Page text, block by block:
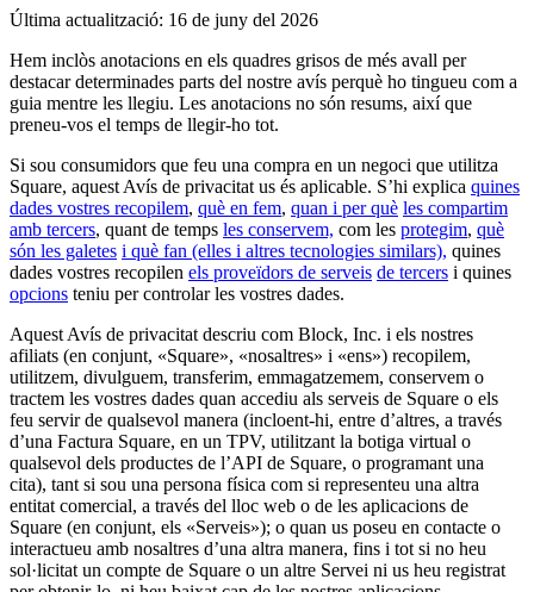
Proceso de pago
Tipus d'activitat
Hostaleria
Comerços
Estètica i cura personal
Serveis
Tots els tipus d'empreses
Productes
Pagaments
Clients
Personal
Desenvolupadors
Square Register
Última actualització: 16 de juny del 2026
Hem inclòs anotacions en els quadres grisos de més avall per
destacar determinades parts del nostre avís perquè ho tingueu com a
guia mentre les llegiu. Les anotacions no són resums, així que
preneu-vos el temps de llegir-ho tot.
Si sou consumidors que feu una compra en un negoci que utilitza
Square, aquest Avís de privacitat us és aplicable. S’hi explica quines
dades vostres recopilem, què en fem, quan i per què les compartim
amb tercers, quant de temps les conservem, com les protegim, què
són les galetes i què fan (elles i altres tecnologies similars), quines
dades vostres recopilen els proveïdors de serveis de tercers i quines
opcions teniu per controlar les vostres dades.
Aquest Avís de privacitat descriu com Block, Inc. i els nostres
afiliats (en conjunt, «Square», «nosaltres» i «ens») recopilem,
utilitzem, divulguem, transferim, emmagatzemem, conservem o
tractem les vostres dades quan accediu als serveis de Square o els
feu servir de qualsevol manera (incloent-hi, entre d’altres, a través
d’una Factura Square, en un TPV, utilitzant la botiga virtual o
qualsevol dels productes de l’API de Square, o programant una
cita), tant si sou una persona física com si representeu una altra
entitat comercial, a través del lloc web o de les aplicacions de
Square (en conjunt, els «Serveis»); o quan us poseu en contacte o
interactueu amb nosaltres d’una altra manera, fins i tot si no heu
sol·licitat un compte de Square o un altre Servei ni us heu registrat